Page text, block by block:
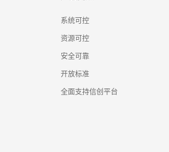
系统可控
资源可控
安全可靠
开放标准
全面支持信创平台